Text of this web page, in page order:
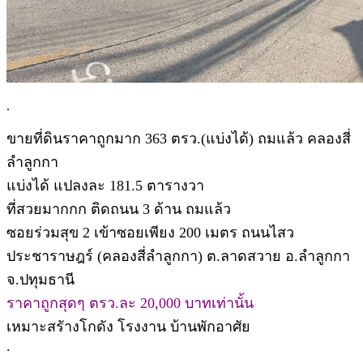
.
ขายที่ดินราคาถูกมาก 363 ตรว.(แบ่งได้) ถมแล้ว คลองสี่
ลำลูกกา
แบ่งได้ แปลงละ 181.5 ตารางวา
ที่สวยมากกก ติดถนน 3 ด้าน ถมแล้ว
ซอยร่วมสุข 2 เข้าซอยเพียง 200 เมตร ถนนไสว
ประชาราษฎร์ (คลองสี่ลำลูกกา) ต.ลาดสวาย อ.ลำลูกกา
จ.ปทุมธานี
ราคาถูกสุดๆ ตรว.ละ 20,000 บาทเท่านั้น
เหมาะสรัางโกดัง โรงงาน บ้านพักอาศัย
.